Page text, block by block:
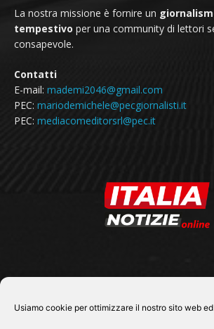
Usiamo cookie per ottimizzare il nostro sito web
La nostra missione è fornire un
tempestivo per una community di lettori
consapevole.
Contatti
E-mail: mademi2046@gmail.com
PEC: mariodemichele@pecgiornalisti.it
PEC: mediacomeditorsrl@pec.it